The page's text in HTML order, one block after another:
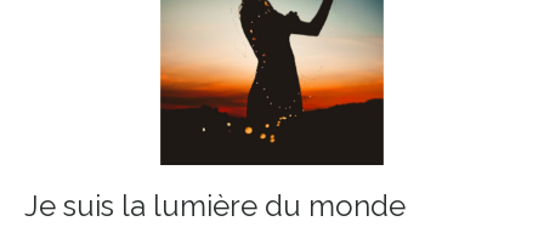
Je suis la lumière du monde